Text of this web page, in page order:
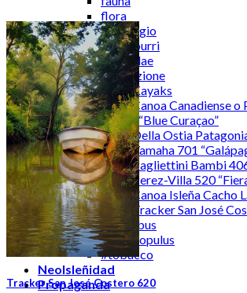
flora
paesaggio
#potpourri
via vitae insulae
navigazione
Kayaks
Canoa Canadiense
| “Blue Curaçao”
Della Ostia
Yamaha 701
Pagliettini Bambi
Perez-Villa 520
Canoa Isleña Cacho
Tracker San José
hominibus
populus
#tobacco
NeoIsleñidad
Propaganda
Tracker San José Costero 620